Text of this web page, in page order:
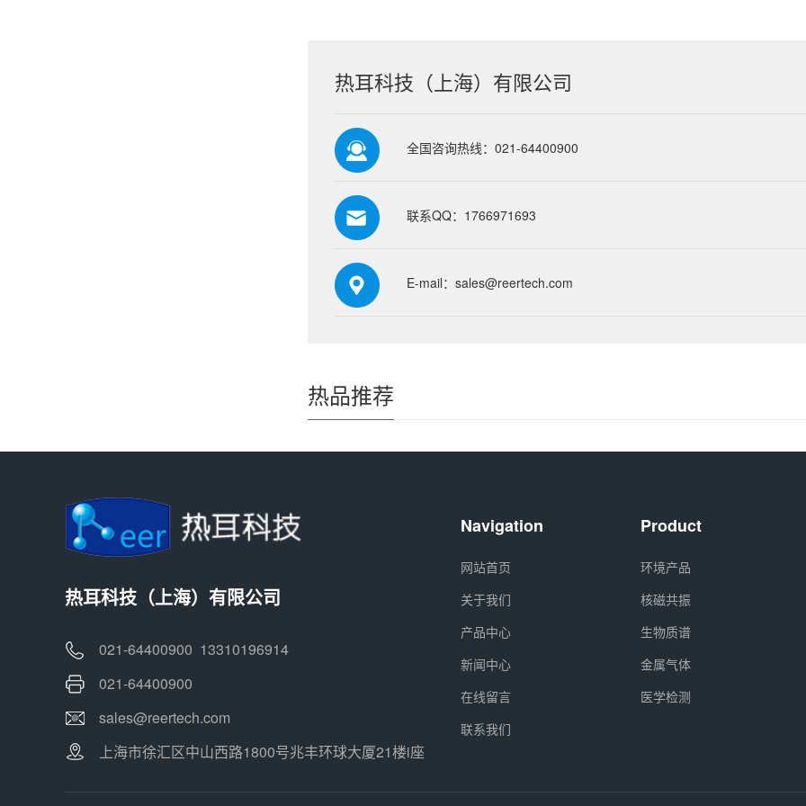
热耳科技（上海）有限公司
全国咨询热线：021-64400900
联系QQ：1766971693
E-mail：sales@reertech.com
热品推荐
热耳科技（上海）有限公司
021-64400900 13310196914
021-64400900
sales@reertech.com
上海市徐汇区中山西路1800号兆丰环球大厦21楼i座
Navigation
网站首页
关于我们
产品中心
新闻中心
在线留言
联系我们
Product
环境产品
核磁共振
生物质谱
金属气体
医学检测